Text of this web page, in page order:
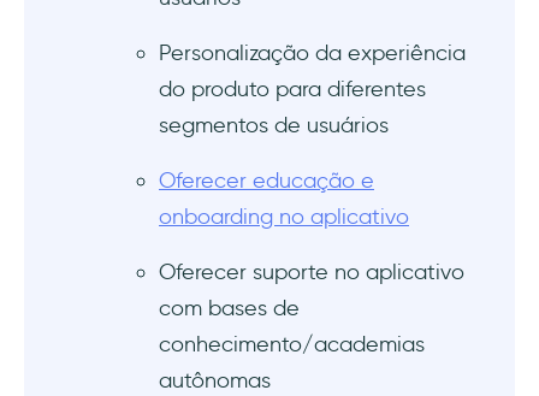
Personalização da experiência
do produto para diferentes
segmentos de usuários
Oferecer educação e
onboarding no aplicativo
Oferecer suporte no aplicativo
com bases de
conhecimento/academias
autônomas